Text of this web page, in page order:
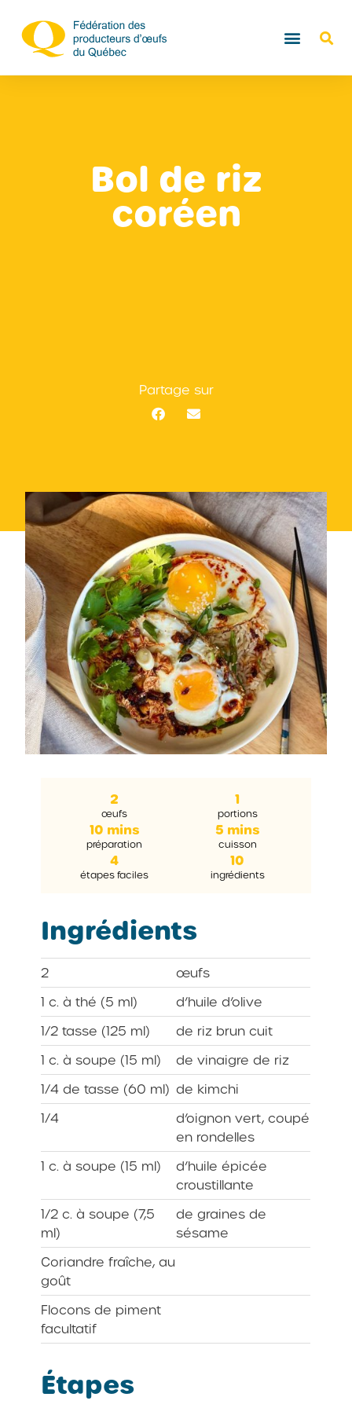
Bol de riz
coréen
Partage sur
2
œufs
1
portions
10 mins
préparation
5 mins
cuisson
4
étapes faciles
10
ingrédients
Ingrédients
2
œufs
1 c. à thé (5 ml)
d’huile d’olive
1/2 tasse (125 ml)
de riz brun cuit
1 c. à soupe (15 ml)
de vinaigre de riz
1/4 de tasse (60 ml) de kimchi
1/4
d’oignon vert, coupé
en rondelles
1 c. à soupe (15 ml)
d’huile épicée
croustillante
1/2 c. à soupe (7,5
ml)
de graines de
sésame
Coriandre fraîche, au
goût
Flocons de piment
facultatif
Étapes